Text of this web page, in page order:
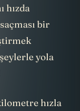
hızını
hızda
bir
yola